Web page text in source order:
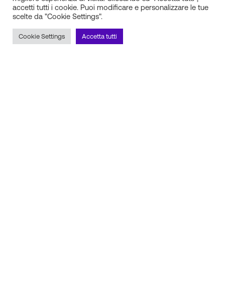
P.IVA 01688940608
accetti tutti i cookie. Puoi modificare e personalizzare le tue
scelte da "Cookie Settings".
Cookie Settings Accetta tutti